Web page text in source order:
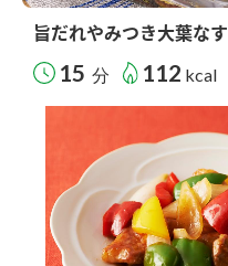
旨だれやみつき大葉なす
15 分 112 kcal